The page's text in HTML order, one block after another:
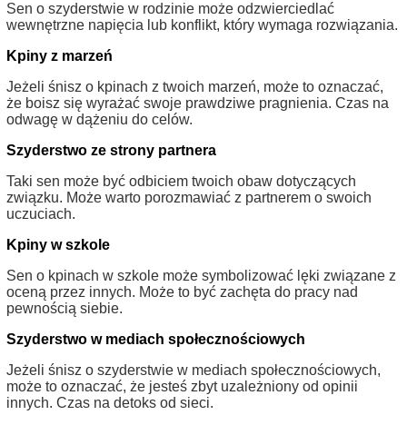
Sen o szyderstwie w rodzinie może odzwierciedlać
wewnętrzne napięcia lub konflikt, który wymaga rozwiązania.
Kpiny z marzeń
Jeżeli śnisz o kpinach z twoich marzeń, może to oznaczać,
że boisz się wyrażać swoje prawdziwe pragnienia. Czas na
odwagę w dążeniu do celów.
Szyderstwo ze strony partnera
Taki sen może być odbiciem twoich obaw dotyczących
związku. Może warto porozmawiać z partnerem o swoich
uczuciach.
Kpiny w szkole
Sen o kpinach w szkole może symbolizować lęki związane z
oceną przez innych. Może to być zachęta do pracy nad
pewnością siebie.
Szyderstwo w mediach społecznościowych
Jeżeli śnisz o szyderstwie w mediach społecznościowych,
może to oznaczać, że jesteś zbyt uzależniony od opinii
innych. Czas na detoks od sieci.